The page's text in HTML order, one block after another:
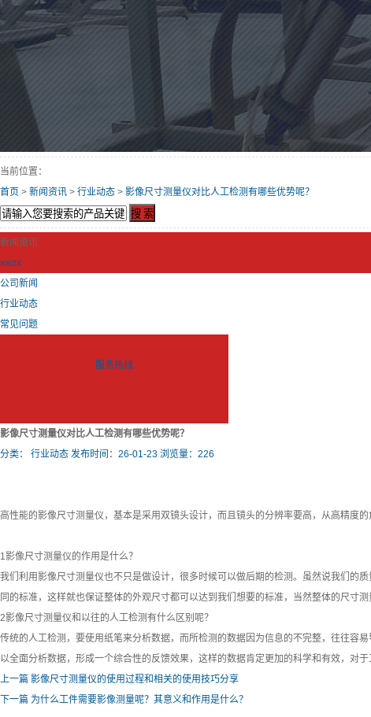
当前位置：
首页 > 新闻资讯 > 行业动态 > 影像尺寸测量仪对比人工检测有哪些优势呢？
新闻资讯
xwzx
公司新闻
行业动态
常见问题
服务热线
影像尺寸测量仪对比人工检测有哪些优势呢？
分类： 行业动态 发布时间：26-01-23 浏览量：226
高性能的影像尺寸测量仪，基本是采用双镜头设计，而且镜头的分辨率要高，从高精度
1影像尺寸测量仪的作用是什么？
我们利用影像尺寸测量仪也不只是做设计，很多时候可以做后期的检测。虽然说我们的
同的标准，这样就也保证整体的外观尺寸都可以达到我们想要的标准，当然整体的尺寸
2影像尺寸测量仪和以往的人工检测有什么区别呢？
传统的人工检测，要使用纸笔来分析数据，而所检测的数据因为信息的不完整，往往容
以全面分析数据，形成一个综合性的反馈效果，这样的数据肯定更加的科学和有效，对于
上一篇 影像尺寸测量仪的使用过程和相关的使用技巧分享
下一篇 为什么工件需要影像测量呢？其意义和作用是什么？